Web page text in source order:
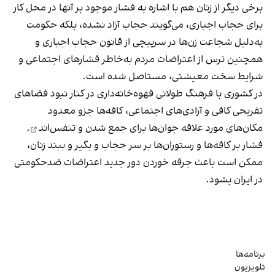
برخی دیگر از زنان هم با اشاره به فشار موجود بر آنها در محل کار
برای حجاب اجباری، می‌گویند حجاب آزاد نشده، بلکه حکومت
به‌دلیل شجاعت زن‌ها در سرپیچی از قانون حجاب اجباری و
همچنین ترس از اعتراضات مردم به‌خاطر فشارهای اجتماعی و
شرایط سخت معیشتی، مستاصل شده است.
در کشوری با فرهنگ طولانی قهوه‌‌خانه‌داری در کنار نبود فضاهای
تفریحی کافی و آزادی‌های اجتماعی، کافه‌ها جزو معدود
مکان‌های مورد علاقه جوان‌ها برای جمع شدن و تنفس‌اند
.
فشار بر کافه‌ها و رستوران‌ها بر سر حجاب و بگیر و ببند زنان،
ممکن است باعث جرقه خوردن دور جدید اعتراضات ضدحکومتی
در ایران بشود.
برنامه‌ها
تلویزیون